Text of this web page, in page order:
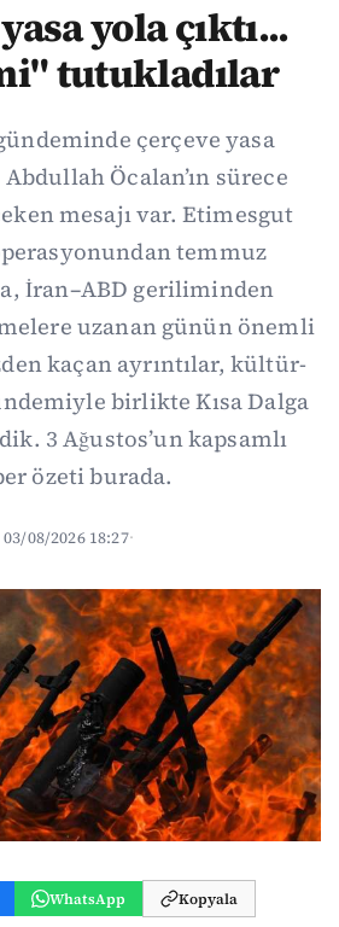
yola çıktı...
tutukladılar
çerçeve yasa
Abdullah Öcalan’ın sürece
mesajı var. Etimesgut
temmuz
İran–ABD geriliminden
uzanan günün önemli
kaçan ayrıntılar, kültür-
birlikte Kısa Dalga
3 Ağustos’un kapsamlı
özeti burada.
03/08/2026 18:27·
WhatsApp Kopyala